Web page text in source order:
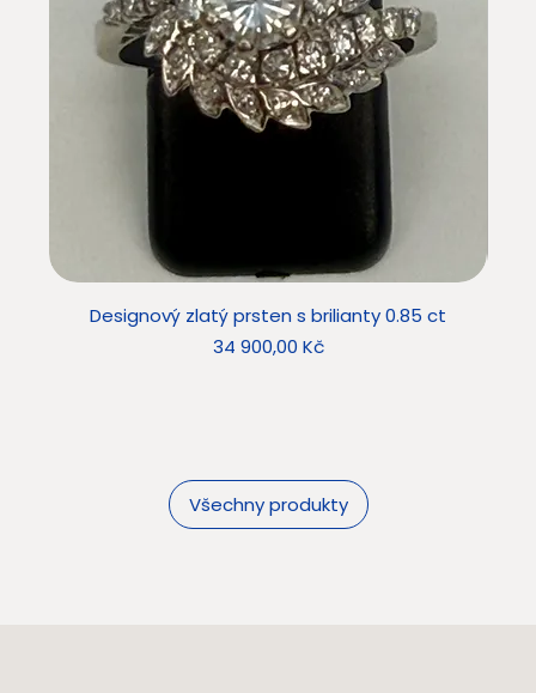
Všechny produkty
Designový zlatý prsten s brilianty 0.85 ct
Cena
34 900,00 Kč